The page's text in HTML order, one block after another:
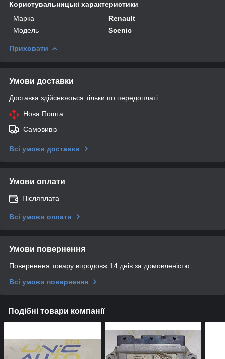
Користувальницькі характеристики
Марка
Renault
Модель
Scenic
Приховати
Умови доставки
Доставка здійснюється тільки по передоплаті.
Нова Пошта
Самовивіз
Всі умови доставки
Умови оплати
Післяплата
Всі умови оплати
Умови повернення
Повернення товару впродовж 14 днів за домовленістю
Всі умови повернення
Подібні товари компанії